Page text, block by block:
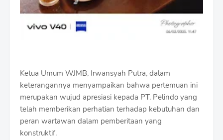
Ketua Umum WJMB, Irwansyah Putra, dalam
keterangannya menyampaikan bahwa pertemuan ini
merupakan wujud apresiasi kepada PT. Pelindo yang
telah memberikan perhatian terhadap kebutuhan dan
peran wartawan dalam pemberitaan yang
konstruktif.